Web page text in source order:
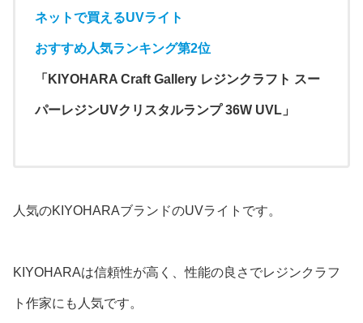
ネットで買えるUVライト
おすすめ人気ランキング第2位
「KIYOHARA Craft Gallery レジンクラフト スー
パーレジンUVクリスタルランプ 36W UVL」
人気のKIYOHARAブランドのUVライトです。
KIYOHARAは信頼性が高く、性能の良さでレジンクラフ
ト作家にも人気です。